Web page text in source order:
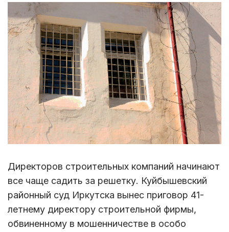
Директоров строительных компаний начинают
все чаще садить за решетку. Куйбышевский
районный суд Иркутска вынес приговор 41-
летнему директору строительной фирмы,
обвиненному в мошенничестве в особо